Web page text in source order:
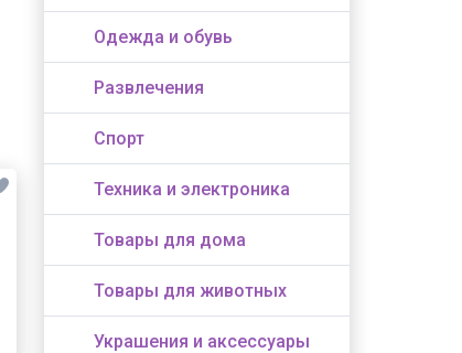
Одежда и обувь
Развлечения
Спорт
Техника и электроника
Товары для дома
Товары для животных
Украшения и аксессуары